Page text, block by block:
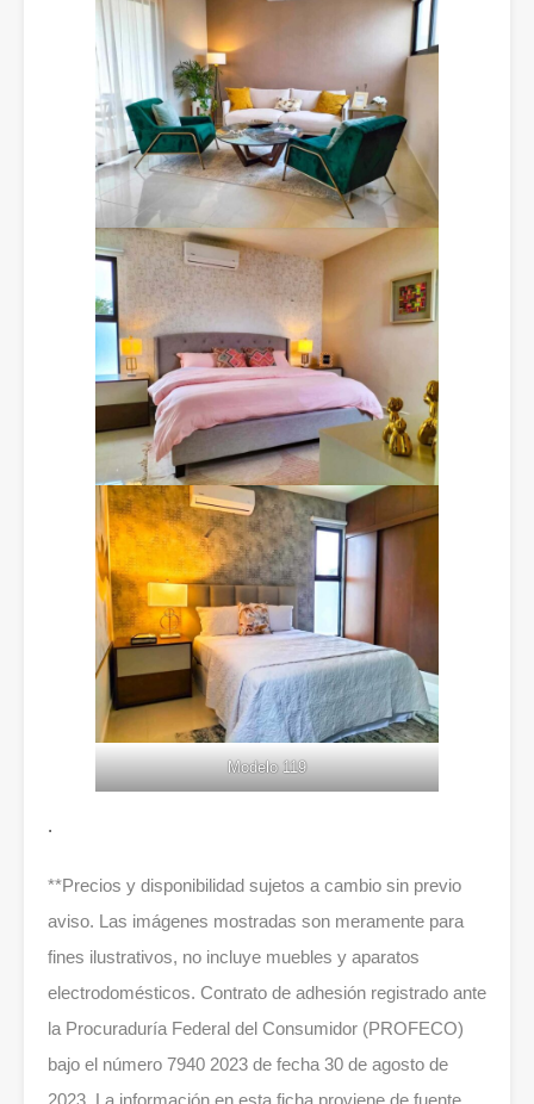
Modelo 119
.
**Precios y disponibilidad sujetos a cambio sin previo
aviso. Las imágenes mostradas son meramente para
fines ilustrativos, no incluye muebles y aparatos
electrodomésticos. Contrato de adhesión registrado ante
la Procuraduría Federal del Consumidor (PROFECO)
bajo el número 7940 2023 de fecha 30 de agosto de
2023. La información en esta ficha proviene de fuente